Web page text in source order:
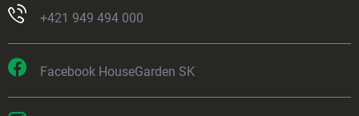
+421 949 494 000
Facebook HouseGarden SK